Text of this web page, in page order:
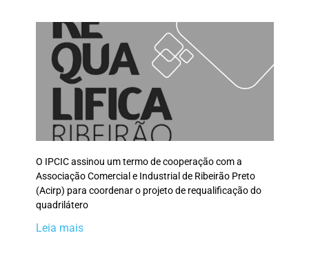
O IPCIC assinou um termo de cooperação com a
Associação Comercial e Industrial de Ribeirão Preto
(Acirp) para coordenar o projeto de requalificação do
quadrilátero
Leia mais